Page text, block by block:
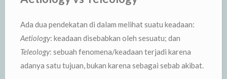
Ada dua pendekatan di dalam melihat suatu keadaan:
Aetiology: keadaan disebabkan oleh sesuatu; dan
Teleology: sebuah fenomena/keadaan terjadi karena
adanya satu tujuan, bukan karena sebagai sebab akibat.